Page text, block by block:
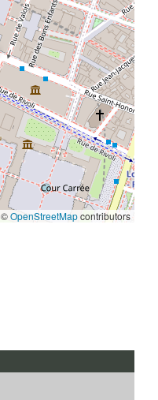
©OpenStreetMapcontributors